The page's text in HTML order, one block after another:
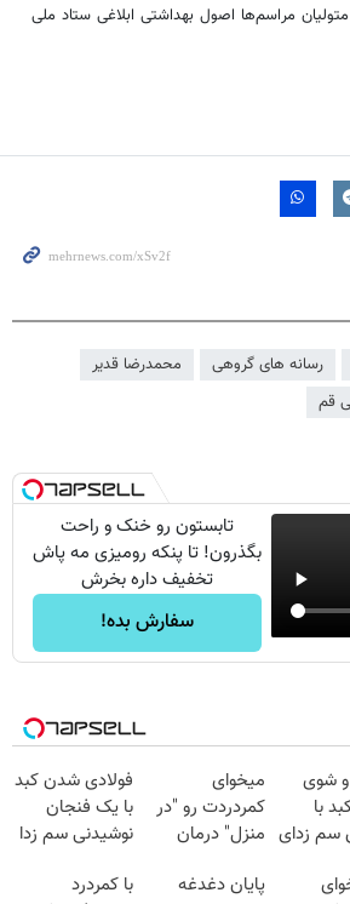
مراسم‌ها اصول بهداشتی ابلاغی ستاد ملی
رسانه های گروهی
محمدرضا قدیر
قم
تابستون رو خنک و راحت
بگذرون! تا پنکه رومیزی مه پاش
تخفیف داره بخرش
سفارش بده!
شوی
با
سم زدای
میخوای
کمردردت رو "در
منزل" درمان
◂پرسش‌نامه)
فولادی شدن کبد
با یک فنجان
نوشیدنی سم زدا
پایان دغدغه
با کمردرد